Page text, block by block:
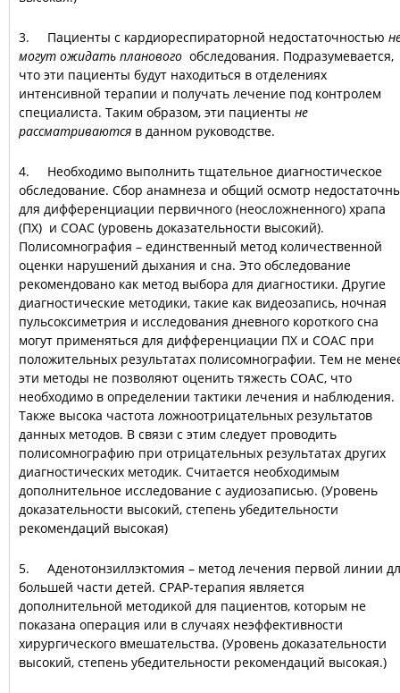
3. Пациенты с кардиореспираторной недостаточностью
могут ожидать планового обследования. Подразумевается,
что эти пациенты будут находиться в отделениях
интенсивной терапии и получать лечение под контролем
специалиста. Таким образом, эти пациенты не
рассматриваются в данном руководстве.
4. Необходимо выполнить тщательное диагностическое
обследование. Сбор анамнеза и общий осмотр
для дифференциации первичного (неосложненного) храпа
(ПХ) и СОАС (уровень доказательности высокий).
Полисомнография – единственный метод количественной
оценки нарушений дыхания и сна. Это обследование
рекомендовано как метод выбора для диагностики. Другие
диагностические методики, такие как видеозапись, ночная
пульсоксиметрия и исследования дневного короткого сна
могут применяться для дифференциации ПХ и СОАС при
положительных результатах полисомнографии. Тем не
эти методы не позволяют оценить тяжесть СОАС, что
необходимо в определении тактики лечения и наблюдения.
Также высока частота ложноотрицательных результатов
данных методов. В связи с этим следует проводить
полисомнографию при отрицательных результатах других
диагностических методик. Считается необходимым
дополнительное исследование с аудиозаписью. (Уровень
доказательности высокий, степень убедительности
рекомендаций высокая)
5. Аденотонзиллэктомия – метод лечения первой линии
большей части детей. СРАР-терапия является
дополнительной методикой для пациентов, которым не
показана операция или в случаях неэффективности
хирургического вмешательства. (Уровень доказательности
высокий, степень убедительности рекомендаций высокая.)